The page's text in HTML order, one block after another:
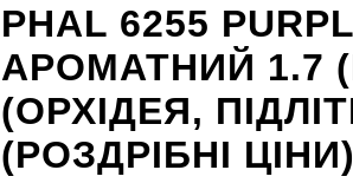
PHAL 6255
АРОМАТНИЙ 1.7
(ОРХІДЕЯ,
(РОЗДРІБНІ